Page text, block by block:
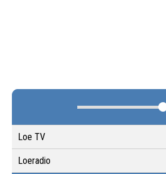
Loe TV
Loeradio